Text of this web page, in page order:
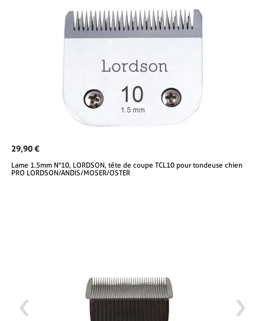
29,90 €
Lame 1.5mm N°10, LORDSON, tête de coupe TCL10 pour tondeuse chien
PRO LORDSON/ANDIS/MOSER/OSTER